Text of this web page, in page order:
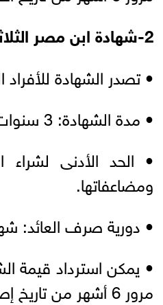
2-شهادة ابن مصر الثلاثية المتناقصة:
• تصدر الشهادة
• مدة الشهادة: 3 سنوات.
ومضاعفاتها.
• دورية صرف العائد:
• يمكن استرداد قيمة
مرور 6 أشهر من تاريخ إصدار الشهادة.